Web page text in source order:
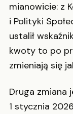
mianowicie: z
i Polityki
ustalił
kwoty to po
zmieniają się
Druga zmiana
1 stycznia